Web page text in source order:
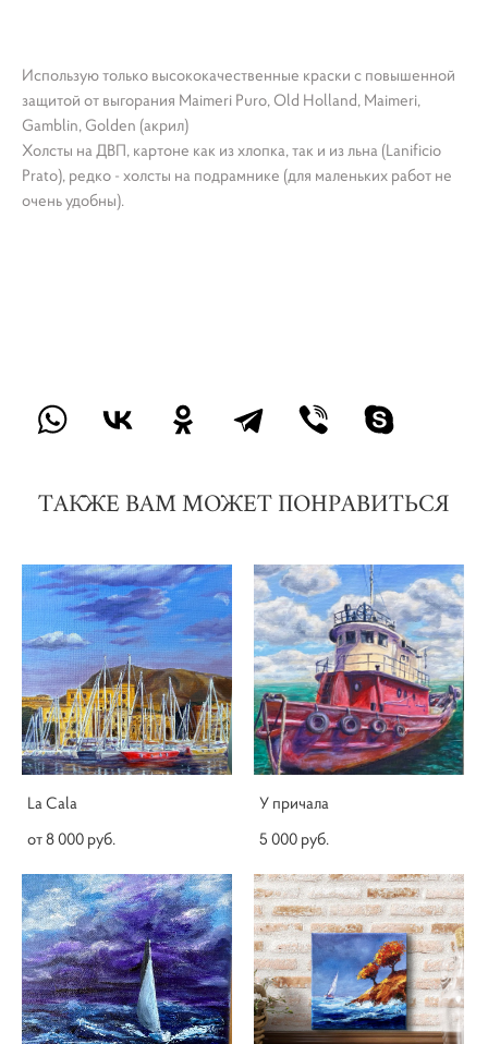
Использую только высококачественные краски с повышенной
защитой от выгорания Maimeri Puro, Old Holland, Maimeri,
Gamblin, Golden (акрил)
Холсты на ДВП, картоне как из хлопка, так и из льна (Lanificio
Prato), редко - холсты на подрамнике (для маленьких работ не
очень удобны).
ТАКЖЕ ВАМ МОЖЕТ ПОНРАВИТЬСЯ
La Cala
от 8 000 pуб.
У причала
5 000 pуб.